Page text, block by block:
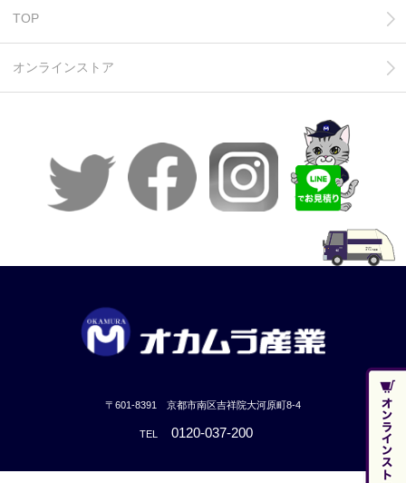
TOP
オンラインストア
〒601-8391 京都市南区吉祥院大河原町8-4
TEL 0120-037-200